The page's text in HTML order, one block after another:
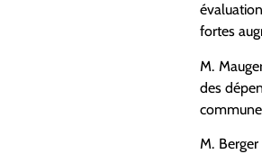
fortes
M.
des
M.